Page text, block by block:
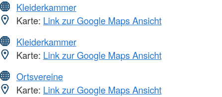
Kleiderkammer
Karte: Link zur Google Maps Ansicht
Kleiderkammer
Karte: Link zur Google Maps Ansicht
Ortsvereine
Karte: Link zur Google Maps Ansicht